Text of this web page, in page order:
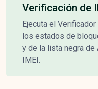
Verificación de
Ejecuta el
los estados de
y de la lista negra de
IMEI.